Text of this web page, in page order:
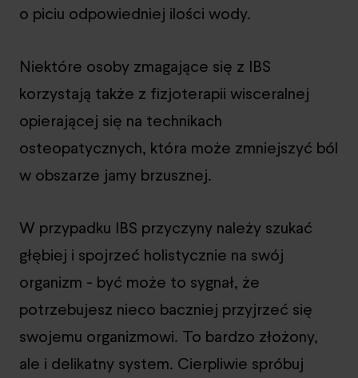
o piciu odpowiedniej ilości wody.
Niektóre osoby zmagające się z IBS
korzystają także z fizjoterapii wisceralnej
opierającej się na technikach
osteopatycznych, która może zmniejszyć ból
w obszarze jamy brzusznej.
W przypadku IBS przyczyny należy szukać
głębiej i spojrzeć holistycznie na swój
organizm - być może to sygnał, że
potrzebujesz nieco baczniej przyjrzeć się
swojemu organizmowi. To bardzo złożony,
ale i delikatny system. Cierpliwie spróbuj